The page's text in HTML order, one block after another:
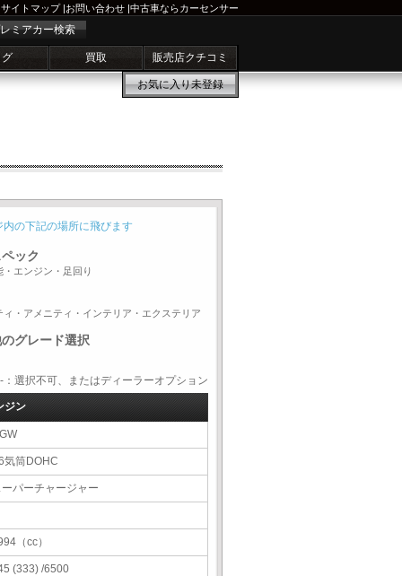
サイトマップ|お問い合わせ |中古車ならカーセンサー
ミアカー検索
買取 販売店クチコミ
お気に入り未登録
内の下記の場所に飛びます
ック
・エンジン・足回り
ィ・アメニティ・インテリア・エクステリア
グレード選択
択不可、またはディーラーオプション
ジン
気筒DOHC
パーチャージャー
（cc）
(333) /6500